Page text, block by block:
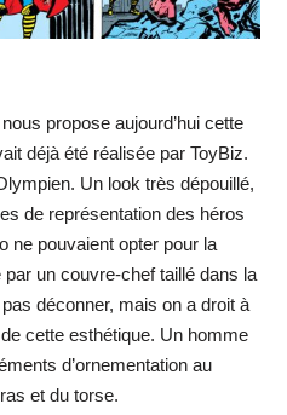
propose aujourd’hui cette
déjà été réalisée par ToyBiz.
Un look très dépouillé,
de représentation des héros
ne pouvaient opter pour la
un couvre-chef taillé dans la
déconner, mais on a droit à
cette esthétique. Un homme
d’ornementation au
et du torse.